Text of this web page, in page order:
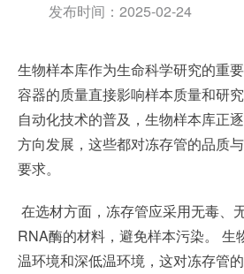
发布时间： 2025-02-24
生物样本库作为生命科学研究的重
容器的质量直接影响样本质量和研
自动化技术的普及，生物样本库正
方向发展，这些都对冻存管的品质
要求。
在选材方面，冻存管应采用无毒、
RNA酶的材料，避免样本污染。 生
温环境和深低温环境，这对冻存管